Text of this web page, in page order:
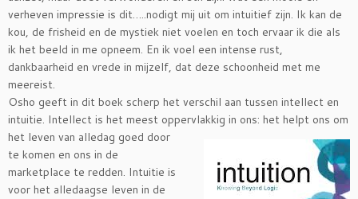
verheven impressie is dit…..nodigt mij uit om intuitief zijn. Ik kan de
kou, de frisheid en de mystiek niet voelen en toch ervaar ik die als
ik het beeld in me opneem. En ik voel een intense rust,
dankbaarheid en vrede in mijzelf, dat deze schoonheid met me
meereist.
Osho geeft in dit boek scherp het verschil aan tussen intellect en
intuitie. Intellect is het meest oppervlakkig in ons: het helpt ons om
het leven van alledag goed door
te komen en ons in de
marketplace te redden. Intuitie is
voor het alledaagse leven in de